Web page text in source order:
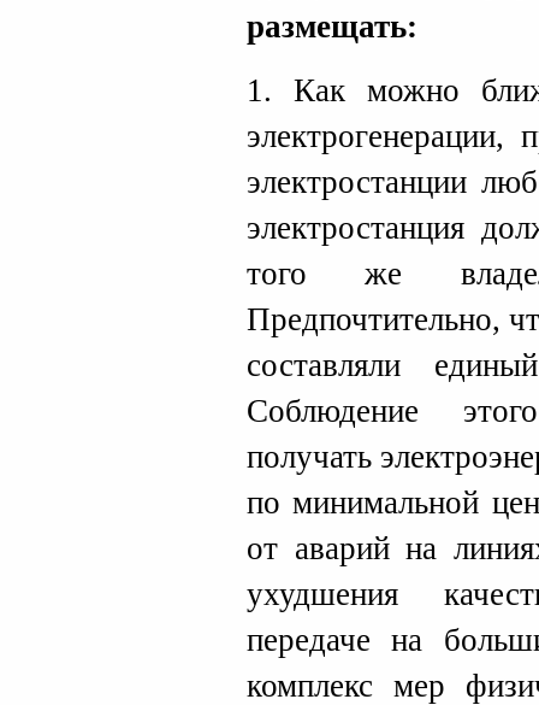
размещать:
1. Как можно
электрогенерации,
электростанции
электростанция
того же
Предпочтительно,
составляли
Соблюдение
получать
по минимальной
от аварий на
ухудшения
передаче на
комплекс мер